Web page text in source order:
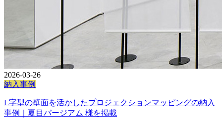
2026-03-26
納入事例
L字型の壁面を活かしたプロジェクションマッピングの納入
事例｜夏目パージアム 様を掲載